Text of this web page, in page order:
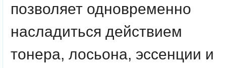
позволяет одновременно
насладиться действием
тонера, лосьона, эссенции и